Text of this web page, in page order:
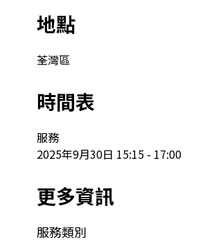
地點
荃灣區
時間表
服務
2025年9月30日 15:15 - 17:00
更多資訊
服務類別